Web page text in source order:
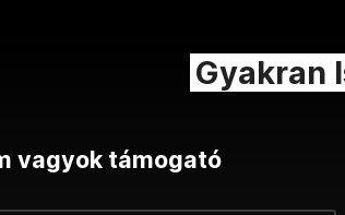
Gyakran
vagyok támogató